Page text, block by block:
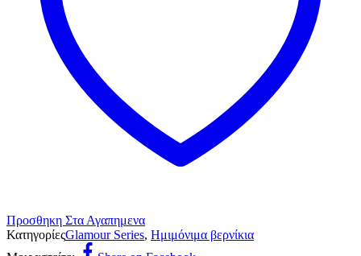
Προσθηκη Στα Αγαπημενα
ΚατηγορίεςGlamour Series, Ημιμόνιμα βερνίκια